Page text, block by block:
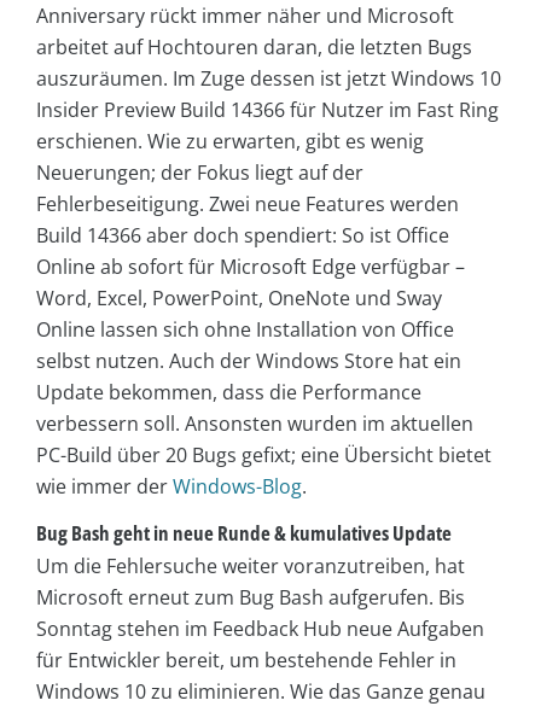
Anniversary rückt immer näher und Microsoft
arbeitet auf Hochtouren daran, die letzten Bugs
auszuräumen. Im Zuge dessen ist jetzt Windows 10
Insider Preview Build 14366 für Nutzer im Fast Ring
erschienen. Wie zu erwarten, gibt es wenig
Neuerungen; der Fokus liegt auf der
Fehlerbeseitigung. Zwei neue Features werden
Build 14366 aber doch spendiert: So ist Office
Online ab sofort für Microsoft Edge verfügbar –
Word, Excel, PowerPoint, OneNote und Sway
Online lassen sich ohne Installation von Office
selbst nutzen. Auch der Windows Store hat ein
Update bekommen, dass die Performance
verbessern soll. Ansonsten wurden im aktuellen
PC-Build über 20 Bugs gefixt; eine Übersicht bietet
wie immer derWindows-Blog.
Bug Bash geht in neue Runde & kumulatives Update
Um die Fehlersuche weiter voranzutreiben, hat
Microsoft erneut zum Bug Bash aufgerufen. Bis
Sonntag stehen im Feedback Hub neue Aufgaben
für Entwickler bereit, um bestehende Fehler in
Windows 10 zu eliminieren. Wie das Ganze genau